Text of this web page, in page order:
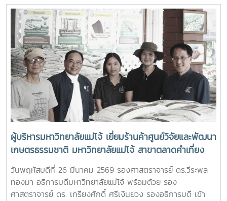
หน้าที่และอาสาสมัครผู้ปฏิบัติงานดับไฟป่าในพื้นที่ในพื้นที่อำเภอ
สันทราย จังหวัดเชียงใหม่
ผู้บริหารมหาวิทยาลัยแม่โจ้ เยี่ยมร้านค้าศูนย์วิจัยและพัฒนา
เกษตรธรรมชาติ มหาวิทยาลัยแม่โจ้ สาขาตลาดคำเที่ยง
เพื่อเป็นแหล่งรวมสินค้าออร์แกนิก และ ผลิตภัณฑ์สินค้า
เกษตรอินทรีย์
วันพฤหัสบดีที่ 26 มีนาคม 2569 รองศาสตราจารย์ ดร.วีระพล
ทองมา อธิการบดีมหาวิทยาลัยแม่โจ้ พร้อมด้วย รอง
ศาสตราจารย์ ดร. เกรียงศักดิ์ ศรีเงินยวง รองอธิการบดี เข้า